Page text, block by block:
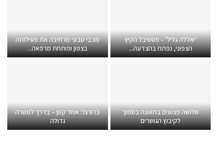
'יאללה גליל' – פסטיבל הקיץ
הצפוני, נפתח בהצדעה...
מכבי טבעי מרחיבה את פעילותה
בצפון ופותחת מרפאה...
שלושה פצועים בתאונה בסמוך
לקיבוץ הגושרים
כדורגל: אחד קטן – בדרך למטרה
גדולה